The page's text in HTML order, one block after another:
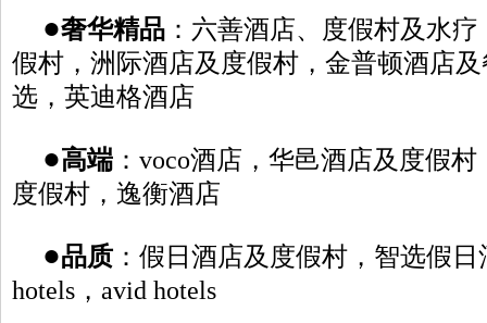
●奢华精品 ：六善酒店、度假村及水
假村，洲际酒店及度假村，金普顿酒店
选，英迪格酒店
●高端 ：voco酒店，华邑酒店及度假
度假村，逸衡酒店
●品质 ：假日酒店及度假村，智选假日
hotels，avid hotels